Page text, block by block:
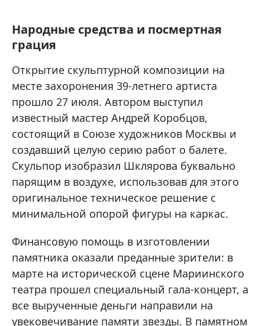
Народные средства и посмертная
грация
Открытие скульптурной композиции на
месте захоронения 39-летнего артиста
прошло 27 июля. Автором выступил
известный мастер Андрей Коробцов,
состоящий в Союзе художников Москвы и
создавший целую серию работ о балете.
Скульпор изобразил Шклярова буквально
парящим в воздухе, использовав для этого
оригинальное техническое решение с
минимальной опорой фигуры на каркас.
Финансовую помощь в изготовлении
памятника оказали преданные зрители: в
марте на исторической сцене Мариинского
театра прошел специальный гала-концерт, а
все вырученные деньги направили на
увековечивание памяти звезды. В памятном